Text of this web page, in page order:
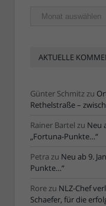
Ältere
Artikel
AKTUELLE
Günter Schmitzzu
Rethelstraße –
Rainer Bartel zu Neu
„Fortuna-Punkte…“
Petra zu Neu ab 9.
Punkte…“
Rorezu NLZ-Chef
Schaefer, für die